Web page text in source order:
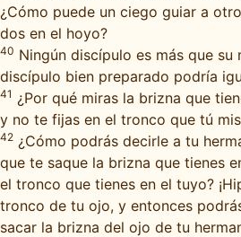
¿Cómo puede un ciego guiar a
dos en el hoyo?
40 Ningún discípulo es más que su
discípulo bien preparado podría
41 ¿Por qué miras la brizna que
y no te fijas en el tronco que tú
42 ¿Cómo podrás decirle a tu
que te saque la brizna que tienes
el tronco que tienes en el tuyo?
tronco de tu ojo, y entonces
sacar la brizna del ojo de tu